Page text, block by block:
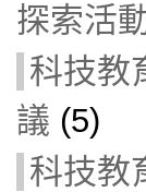
探索活
科技教
議 (5)
科技教